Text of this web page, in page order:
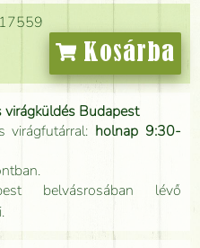
Kosárba
virágküldés Budapest
virágfutárral: holnap 9:30-
belvásrosában lévő